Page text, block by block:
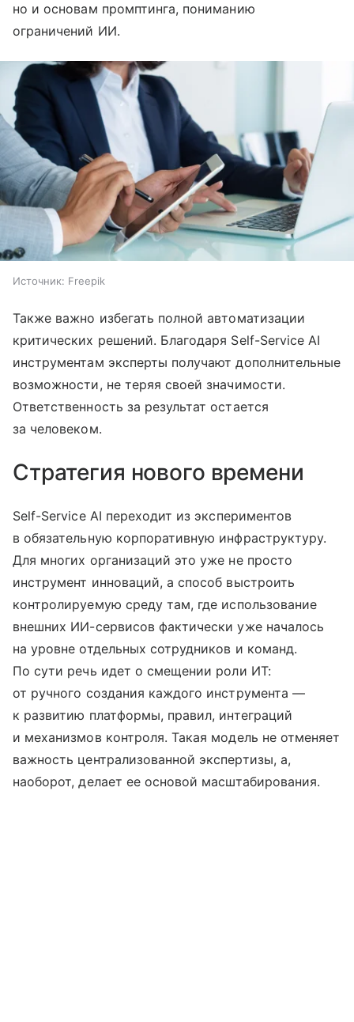
но и основам промптинга, пониманию
ограничений ИИ.
Источник: Freepik
Также важно избегать полной автоматизации
критических решений. Благодаря Self-Service AI
инструментам эксперты получают дополнительные
возможности, не теряя своей значимости.
Ответственность за результат остается
за человеком.
Стратегия нового времени
Self-Service AI переходит из экспериментов
в обязательную корпоративную инфраструктуру.
Для многих организаций это уже не просто
инструмент инноваций, а способ выстроить
контролируемую среду там, где использование
внешних ИИ-сервисов фактически уже началось
на уровне отдельных сотрудников и команд.
По сути речь идет о смещении роли ИТ:
от ручного создания каждого инструмента —
к развитию платформы, правил, интеграций
и механизмов контроля. Такая модель не отменяет
важность централизованной экспертизы, а,
наоборот, делает ее основой масштабирования.